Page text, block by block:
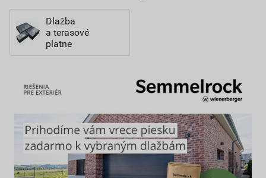
Dlažba
a terasové
platne